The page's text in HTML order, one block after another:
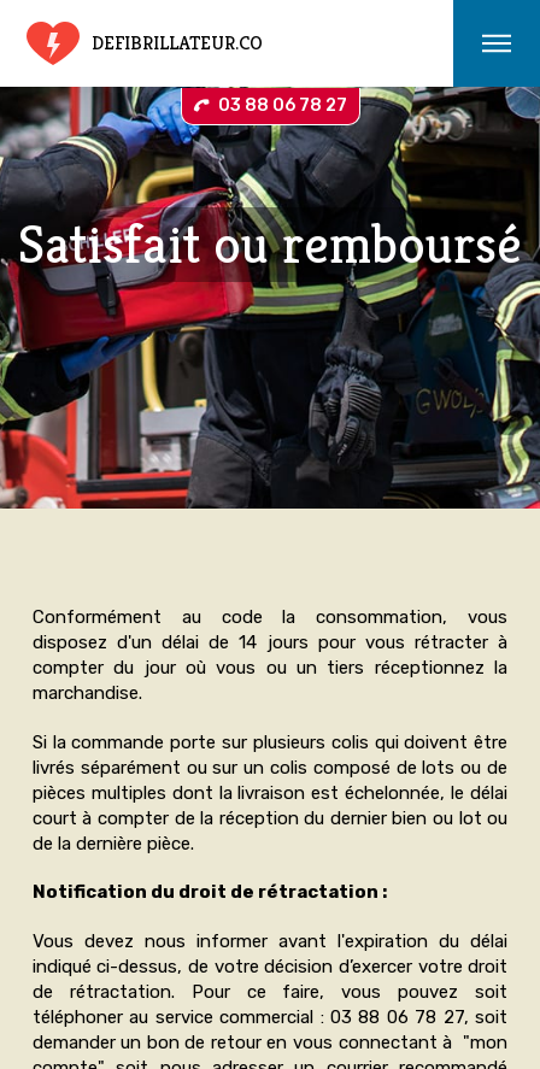
DEFIBRILLATEUR.CO
03 88 06 78 27
Satisfait ou remboursé
Conformément au code la consommation, vous
disposez d'un délai de 14 jours pour vous rétracter à
compter du jour où vous ou un tiers réceptionnez la
marchandise.
Si la commande porte sur plusieurs colis qui doivent être
livrés séparément ou sur un colis composé de lots ou de
pièces multiples dont la livraison est échelonnée, le délai
court à compter de la réception du dernier bien ou lot ou
de la dernière pièce.
Notification du droit de rétractation :
Vous devez nous informer avant l'expiration du délai
indiqué ci-dessus, de votre décision d’exercer votre droit
de rétractation. Pour ce faire, vous pouvez soit
téléphoner au service commercial : 03 88 06 78 27, soit
demander un bon de retour en vous connectant à "mon